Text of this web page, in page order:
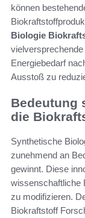
können
Biologie
Energiebedarf
Ausstoß zu
Bedeutung
die
Synthetische
zunehmend an
gewinnt. Diese
wissenschaftliche
zu modifizieren.
Biokraftstoff